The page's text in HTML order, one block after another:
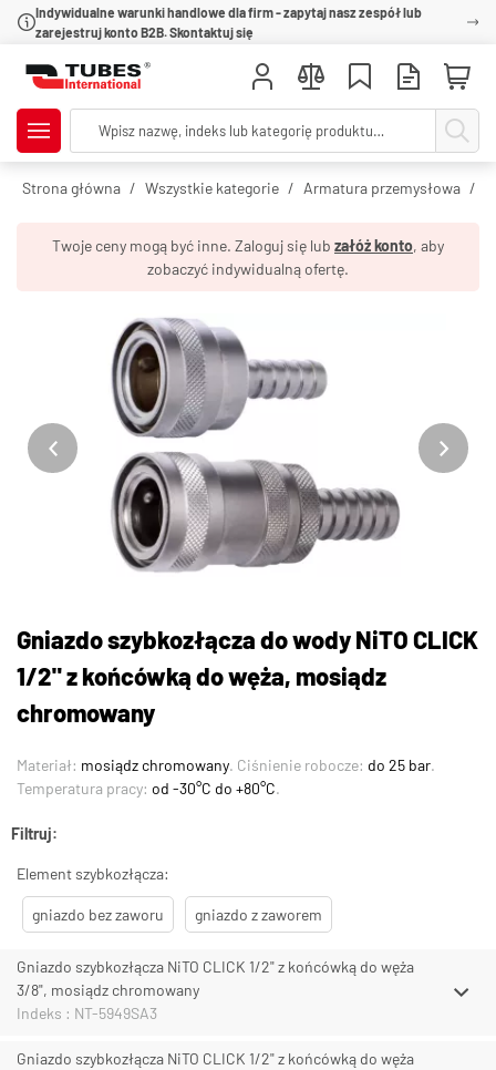
Indywidualne warunki handlowe dla firm - zapytaj nasz zespół lub
zarejestruj konto B2B. Skontaktuj się
Strona główna Wszystkie kategorie Armatura przemysłowa
Twoje ceny mogą być inne. Zaloguj się lub załóż konto, aby
zobaczyć indywidualną ofertę.
Gniazdo szybkozłącza do wody NiTO CLICK
1/2" z końcówką do węża, mosiądz
chromowany
Materiał: mosiądz chromowany. Ciśnienie robocze: do 25 bar.
Temperatura pracy: od -30°C do +80°C.
Filtruj:
Element szybkozłącza:
gniazdo bez zaworu gniazdo z zaworem
Gniazdo szybkozłącza NiTO CLICK 1/2" z końcówką do węża
3/8", mosiądz chromowany
Indeks : NT-5949SA3
Gniazdo szybkozłącza NiTO CLICK 1/2" z końcówką do węża